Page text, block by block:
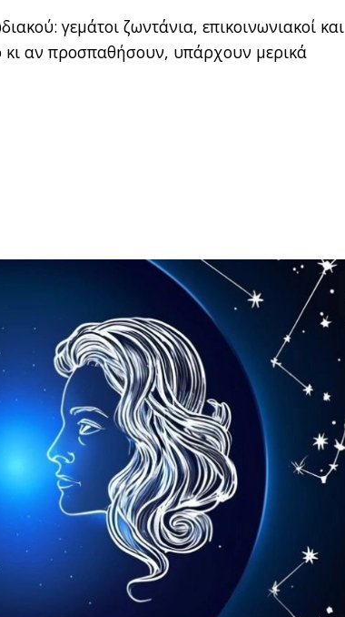
γεμάτοι ζωντάνια, επικοινωνιακοί και
κι αν προσπαθήσουν, υπάρχουν μερικά